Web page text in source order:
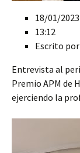
18/01/2023
13:12
Escrito por
Entrevista al
Premio APM de
ejerciendo la